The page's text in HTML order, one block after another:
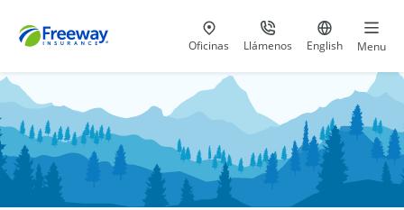
Visita nuestras
Oficinas Llámenos
al 800-441-5533
Ir al sitio
English Menu